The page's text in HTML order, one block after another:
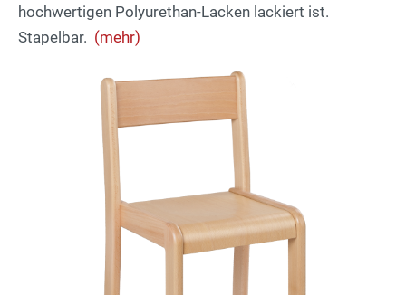
hochwertigen Polyurethan-Lacken lackiert ist.
Stapelbar. (mehr)